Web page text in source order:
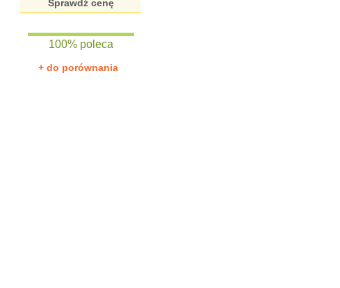
Sprawdź cenę
100% poleca
+ do porównania